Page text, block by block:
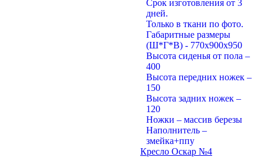
Срок изготовления от 3
дней.
Только в ткани по фото.
Габаритные размеры
(Ш*Г*В) - 770х900х950
Высота сиденья от пола –
400
Высота передних ножек –
150
Высота задних ножек –
120
Ножки – массив березы
Наполнитель –
змейка+ппу
Кресло Оскар №4